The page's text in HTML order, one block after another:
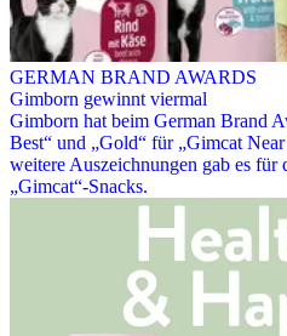
GERMAN BRAND AWARDS
Gimborn gewinnt viermal
Gimborn hat beim German Brand
Best“ und „Gold“ für „Gimcat
weitere Auszeichnungen gab es für
„Gimcat“-Snacks.